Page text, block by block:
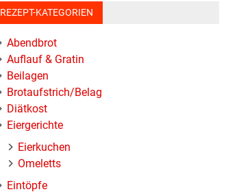
REZEPT-KATEGORIEN
Abendbrot
Auflauf & Gratin
Beilagen
Brotaufstrich/Belag
Diätkost
Eiergerichte
Eierkuchen
Omeletts
Eintöpfe